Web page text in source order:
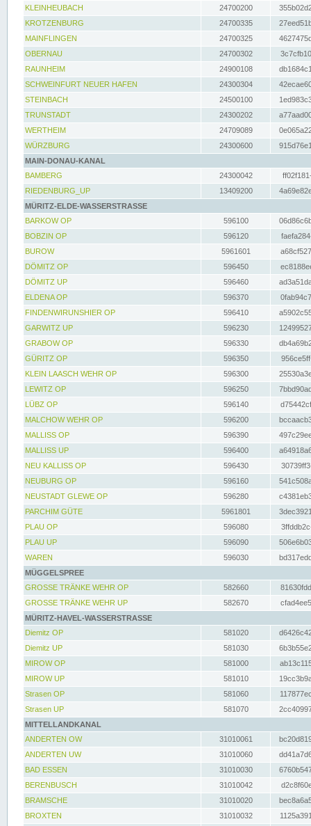
KLEINHEUBACH 24700200
KROTZENBURG
24700335
MAINFLINGEN
24700325
OBERNAU
24700302
RAUNHEIM
24900108
SCHWEINFURT NEUER HAFEN
24300304
STEINBACH
24500100
TRUNSTADT
24300202
WERTHEIM
24709089
WÜRZBURG
24300600
MAIN-DONAU-KANAL
BAMBERG
24300042
RIEDENBURG_UP
13409200
MÜRITZ-ELDE-WASSERSTRASSE
BARKOW OP
596100
BOBZIN OP
596120
BUROW
5961601
DÖMITZ OP
596450
DÖMITZ UP
596460
ELDENA OP
596370
FINDENWIRUNSHIER OP
596410
GARWITZ UP
596230
GRABOW OP
596330
GÜRITZ OP
596350
KLEIN LAASCH WEHR OP
596300
LEWITZ OP
596250
LÜBZ OP
596140
MALCHOW WEHR OP
596200
MALLISS OP
596390
MALLISS UP
596400
NEU KALLISS OP
596430
NEUBURG OP
596160
NEUSTADT GLEWE OP
596280
PARCHIM GÜTE
5961801
PLAU OP
596080
PLAU UP
596090
WAREN
596030
MÜGGELSPREE
GROSSE TRÄNKE WEHR OP
582660
GROSSE TRÄNKE WEHR UP
582670
MÜRITZ-HAVEL-WASSERSTRASSE
Diemitz OP
581020
Diemitz UP
581030
MIROW OP
581000
MIROW UP
581010
Strasen OP
581060
Strasen UP
581070
MITTELLANDKANAL
ANDERTEN OW
31010061
ANDERTEN UW
31010060
BAD ESSEN
31010030
BERENBUSCH
31010042
BRAMSCHE
31010020
BROXTEN
31010032